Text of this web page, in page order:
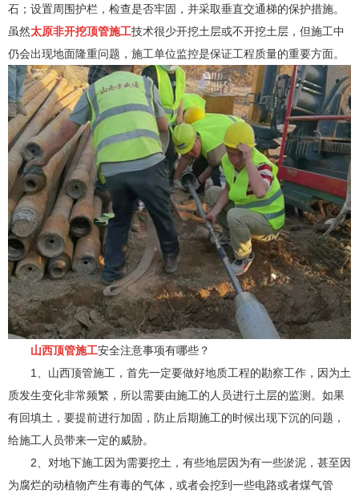
石；设置周围护栏，检查是否牢固，并采取垂直交通梯的保护措施。
虽然太原非开挖顶管施工技术很少开挖土层或不开挖土层，但施工中
仍会出现地面隆重问题，施工单位监控是保证工程质量的重要方面。
山西顶管施工安全注意事项有哪些？
1、山西顶管施工，首先一定要做好地质工程的勘察工作，因为土
质发生变化非常频繁，所以需要由施工的人员进行土层的监测。如果
有回填土，要提前进行加固，防止后期施工的时候出现下沉的问题，
给施工人员带来一定的威胁。
2、对地下施工因为需要挖土，有些地层因为有一些淤泥，甚至因
为腐烂的动植物产生有毒的气体，或者会挖到一些电路或者煤气管